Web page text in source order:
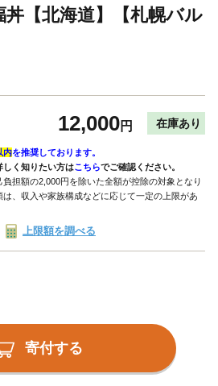
丼【北海道】【札幌バル
12,000円 在庫あり
内を推奨しております。
しく知りたい方はこちらでご確認ください。
担額の2,000円を除いた全額が控除の対象となり
、収入や家族構成などに応じて一定の上限があ
上限額を調べる
寄付する